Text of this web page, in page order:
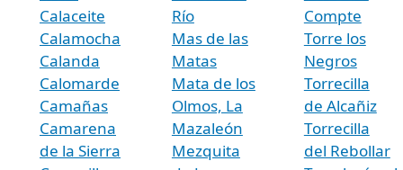
Calaceite
Calamocha
Calanda
Calomarde
Camañas
Camarena
de la Sierra
Río
Mas de las
Matas
Mata de los
Olmos, La
Mazaleón
Mezquita
Compte
Torre los
Negros
Torrecilla
de Alcañiz
Torrecilla
del Rebollar